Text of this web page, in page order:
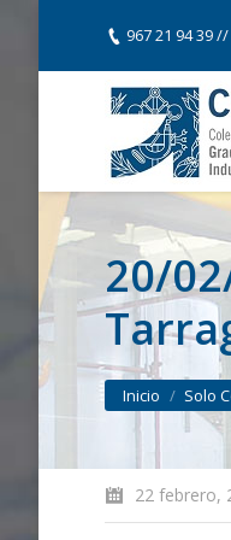
967 21 94 39
20/
You are here:
Inicio Solo
22 febrero,